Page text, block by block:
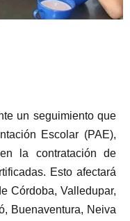
un seguimiento que
Escolar (PAE),
la contratación de
Esto afectará
Córdoba, Valledupar,
Buenaventura, Neiva